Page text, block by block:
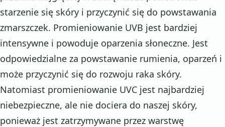
starzenie się skóry i przyczynić się do powstawania
zmarszczek. Promieniowanie UVB jest bardziej
intensywne i powoduje oparzenia słoneczne. Jest
odpowiedzialne za powstawanie rumienia, oparzeń i
może przyczynić się do rozwoju raka skóry.
Natomiast promieniowanie UVC jest najbardziej
niebezpieczne, ale nie dociera do naszej skóry,
ponieważ jest zatrzymywane przez warstwę